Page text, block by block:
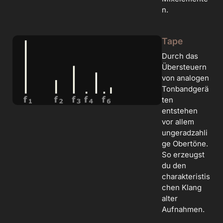
n.
Tape
Durch das
Übersteuern
von analogen
Tonbandgerä
ten
entstehen
vor allem
ungeradzahli
ge Obertöne.
So erzeugst
du den
charakteristis
chen Klang
alter
Aufnahmen.